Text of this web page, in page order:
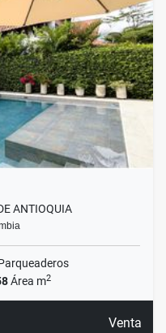
ANTIOQUIA
Área m2
Venta